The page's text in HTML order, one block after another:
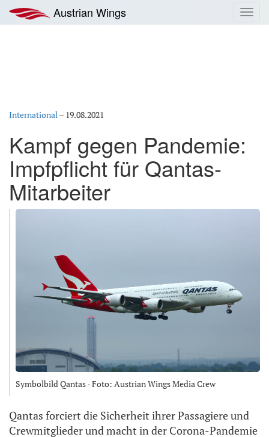
Inhalt
springen
Austrian Wings
International– 19.08.2021
Kampf gegen Pandemie:
Impfpflicht für Qantas-
Mitarbeiter
Symbolbild Qantas - Foto: Austrian Wings Media Crew
Qantas forciert die Sicherheit ihrer Passagiere und
Crewmitglieder und macht in der Corona-Pandemie